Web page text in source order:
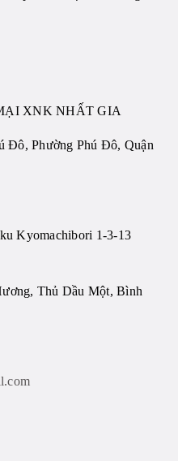
XNK NHẤT GIA
Đô, Phường Phú Đô, Quận
Kyomachibori 1-3-13
Thủ Dầu Một, Bình